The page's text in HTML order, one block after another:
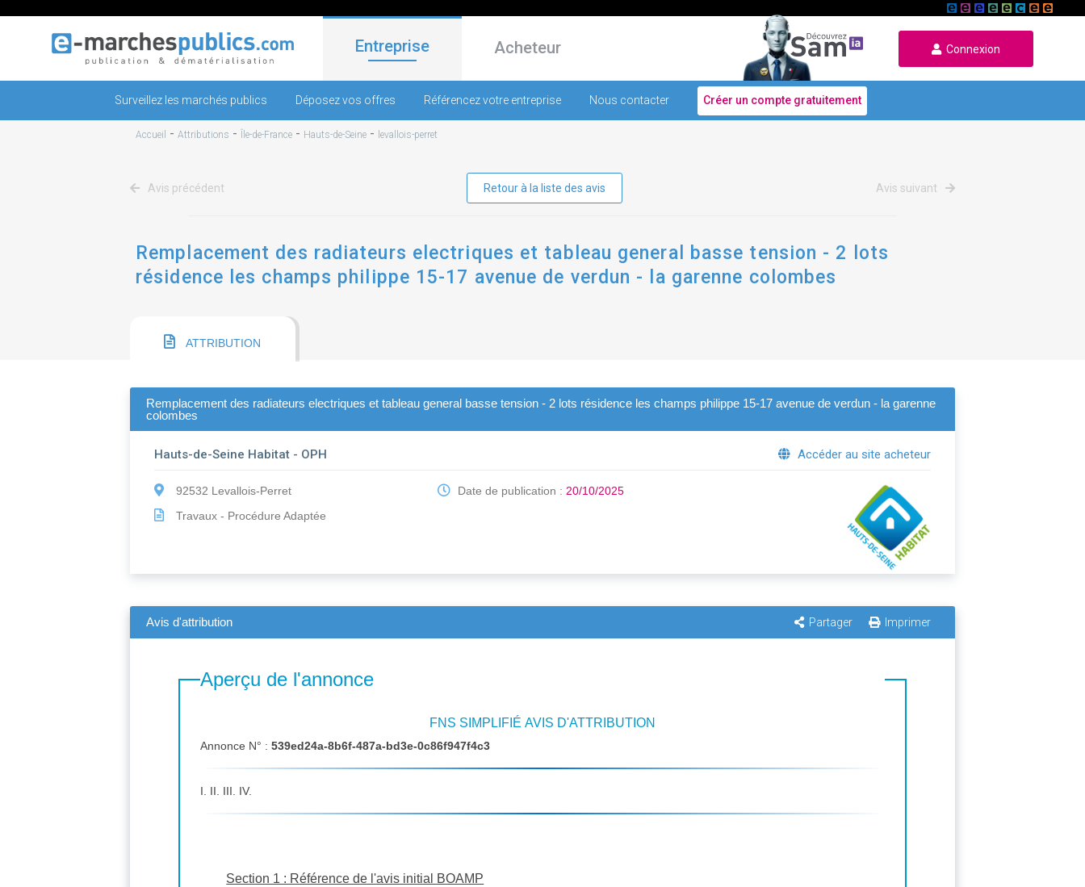
Entreprise Acheteur Connexion
Surveillez les marchés publics Déposez vos offres Référencez votre entreprise Nous contacter Créer un compte gratuitement
Accueil - Attributions - Île-de-France - Hauts-de-Seine - levallois-perret
Avis précédent Retour à la liste des avis Avis suivant
Remplacement des radiateurs electriques et tableau general basse tension - 2 lots
résidence les champs philippe 15-17 avenue de verdun - la garenne colombes
ATTRIBUTION
Remplacement des radiateurs electriques et tableau general basse tension - 2 lots résidence les champs philippe 15-17 avenue de verdun - la garenne
colombes
Hauts-de-Seine Habitat - OPH Accéder au site acheteur
92532 Levallois-Perret
Travaux - Procédure Adaptée
Date de publication : 20/10/2025
Avis d'attribution Partager Imprimer
Aperçu de l'annonce
FNS SIMPLIFIÉ AVIS D'ATTRIBUTION
Annonce N° :539ed24a-8b6f-487a-bd3e-0c86f947f4c3
I. II. III. IV.
Section 1 : Référence de l'avis initial BOAMP